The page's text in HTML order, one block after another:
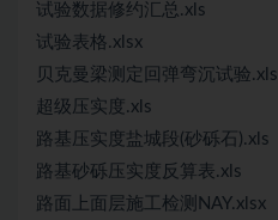
试验数据修约汇总.xls
试验表格.xlsx
贝克曼梁测定回弹弯沉试验.xls
超级压实度.xls
路基压实度盐城段(砂砾石).xls
路基砂砾压实度反算表.xls
路面上面层施工检测NAY.xlsx